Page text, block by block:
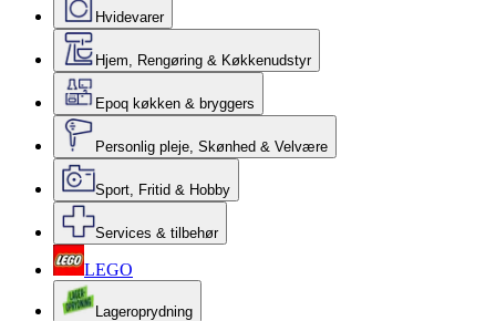
Hvidevarer
Hjem, Rengøring & Køkkenudstyr
Epoq køkken & bryggers
Personlig pleje, Skønhed & Velvære
Sport, Fritid & Hobby
Services & tilbehør
LEGO
Lageroprydning